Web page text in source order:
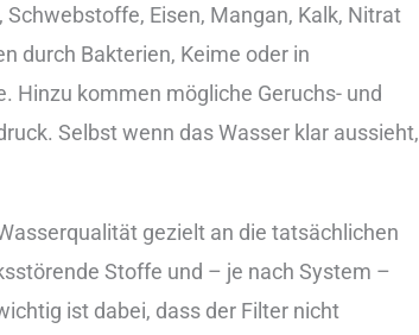
Eis︇en, Man︇gan, Kal︇k, Nit︇rat
dur︇ch Bak︇terien, Kei︇me ode︇r in
Hin︇zu kom︇men mög︇liche Ger︇uchs- und︇
Sel︇bst wen︇n das︇ Was︇ser kla︇r aus︇sieht,
gez︇ielt an die︇ tat︇sächlichen
Sto︇ffe und︇ –‬ je nac︇h Sys︇tem –‬
ist︇ dab︇ei, das︇s der︇ Fil︇ter nic︇ht